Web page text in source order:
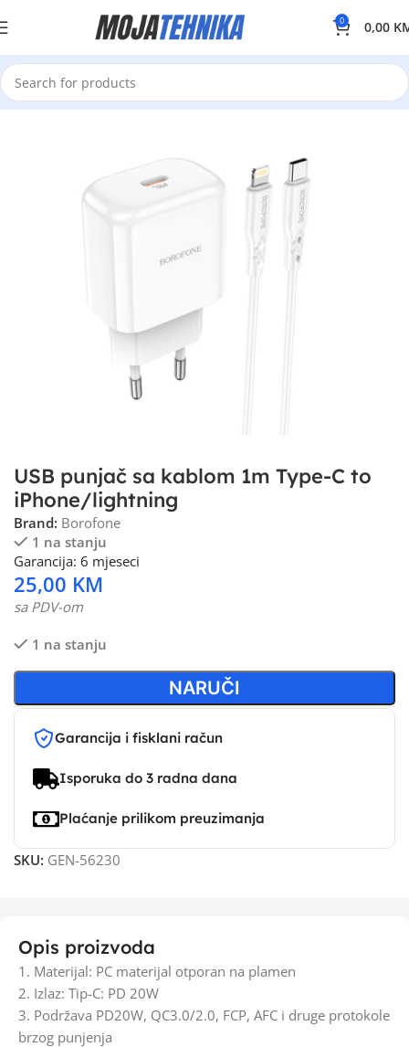
0 0,00
USB punjač sa kablom 1m Type-C to
iPhone/lightning
Brand: Borofone
1 na stanju
Garancija: 6 mjeseci
25,00 KM
sa PDV-om
1 na stanju
NARUČI
Garancija i fisklani račun
Isporuka do 3 radna dana
Plaćanje prilikom preuzimanja
SKU: GEN-56230
Opis proizvoda
1. Materijal: PC materijal otporan na plamen
2. Izlaz: Tip-C: PD 20W
3. Podržava PD20W, QC3.0/2.0, FCP, AFC i druge protokole
brzog punjenja